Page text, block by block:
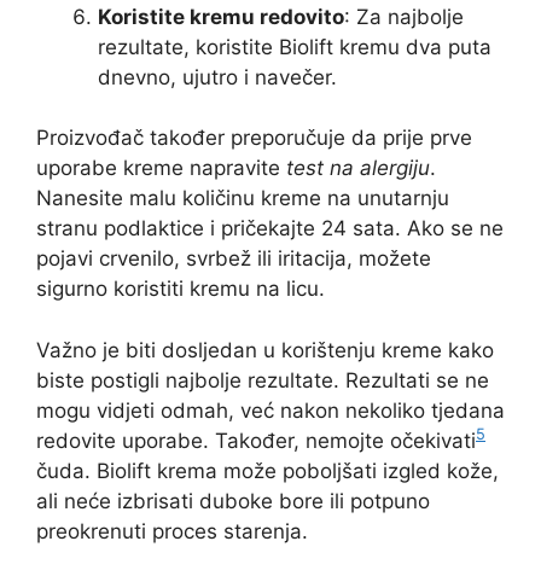
Koristite kremu redovito: Za najbolje
rezultate, koristite Biolift kremu dva puta
dnevno, ujutro i navečer.
Proizvođač također preporučuje da prije prve
uporabe kreme napravite test na alergiju.
Nanesite malu količinu kreme na unutarnju
stranu podlaktice i pričekajte 24 sata. Ako se ne
pojavi crvenilo, svrbež ili iritacija, možete
sigurno koristiti kremu na licu.
Važno je biti dosljedan u korištenju kreme kako
biste postigli najbolje rezultate. Rezultati se ne
mogu vidjeti odmah, već nakon nekoliko tjedana
redovite uporabe. Također, nemojte očekivati5
čuda. Biolift krema može poboljšati izgled kože,
ali neće izbrisati duboke bore ili potpuno
preokrenuti proces starenja.